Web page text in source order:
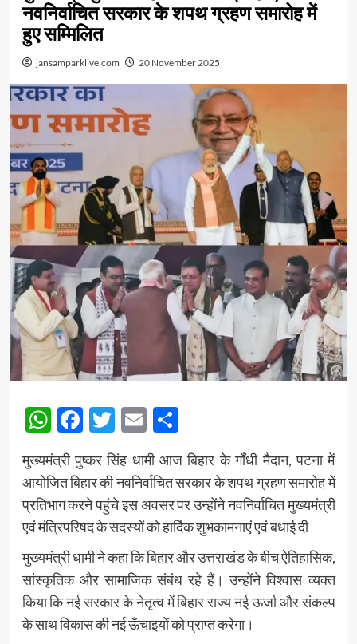
नवनिर्वाचित सरकार के शपथ ग्रहण समारोह में
हुए सम्मिलित
jansamparklive.com 20 November 2025
WhatsApp
Facebook
Twitter
EmailShare
मुख्यमंत्री पुष्कर सिंह धामी आज बिहार के गाँधी मैदान, पटना में
आयोजित बिहार की नवनिर्वाचित सरकार के शपथ ग्रहण समारोह में
प्रतिभाग करने पहुंचे इस अवसर पर उन्होंने नवनिर्वाचित मुख्यमंत्री
एवं मंत्रिपरिषद के सदस्यों को हार्दिक शुभकामनाएं एवं बधाई दी
मुख्यमंत्री धामी ने कहा कि बिहार और उत्तराखंड के बीच ऐतिहासिक,
सांस्कृतिक और सामाजिक संबंध रहे हैं। उन्होंने विश्वास व्यक्त
किया कि नई सरकार के नेतृत्व में बिहार राज्य नई ऊर्जा और संकल्प
के साथ विकास की नई ऊँचाइयों को प्राप्त करेगा।